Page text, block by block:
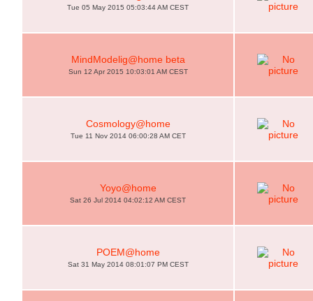
Tue 05 May 2015 05:03:44 AM CEST
MindModelig@home beta
Sun 12 Apr 2015 10:03:01 AM CEST
Cosmology@home
Tue 11 Nov 2014 06:00:28 AM CET
Yoyo@home
Sat 26 Jul 2014 04:02:12 AM CEST
POEM@home
Sat 31 May 2014 08:01:07 PM CEST